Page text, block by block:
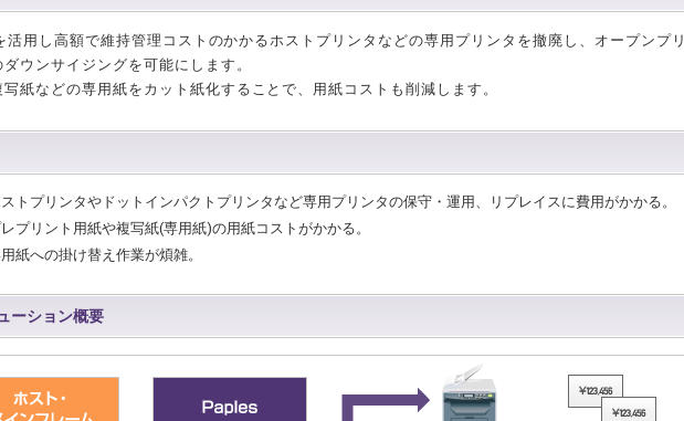
活用し高額で維持管理コストのかかるホストプリンタなどの専用プリンタを撤廃し、オープンプリ
ウンサイジングを可能にします。
写紙などの専用紙をカット紙化することで、用紙コストも削減します。
トプリンタやドットインパクトプリンタなど専用プリンタの保守・運用、リプレイスに費用がかかる。
プリント用紙や複写紙(専用紙)の用紙コストがかかる。
紙への掛け替え作業が煩雑。
ーション概要